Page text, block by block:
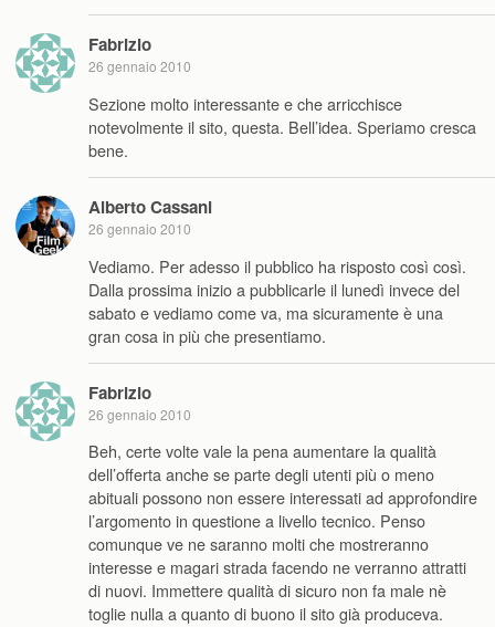
Fabrizio
26 gennaio 2010
Sezione molto interessante e che arricchisce
notevolmente il sito, questa. Bell’idea. Speriamo cresca
bene.
Alberto Cassani
26 gennaio 2010
Vediamo. Per adesso il pubblico ha risposto così così.
Dalla prossima inizio a pubblicarle il lunedì invece del
sabato e vediamo come va, ma sicuramente è una
gran cosa in più che presentiamo.
Fabrizio
26 gennaio 2010
Beh, certe volte vale la pena aumentare la qualità
dell’offerta anche se parte degli utenti più o meno
abituali possono non essere interessati ad approfondire
l’argomento in questione a livello tecnico. Penso
comunque ve ne saranno molti che mostreranno
interesse e magari strada facendo ne verranno attratti
di nuovi. Immettere qualità di sicuro non fa male nè
toglie nulla a quanto di buono il sito già produceva.